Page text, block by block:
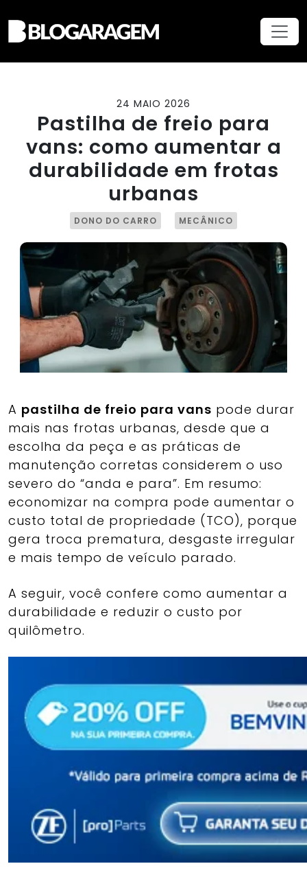
24 MAIO 2026
Pastilha de freio para
vans: como aumentar a
durabilidade em frotas
urbanas
DONO DO CARRO MECÂNICO
A pastilha de freio para vans pode durar
mais nas frotas urbanas, desde que a
escolha da peça e as práticas de
manutenção corretas considerem o uso
severo do “anda e para”. Em resumo:
economizar na compra pode aumentar o
custo total de propriedade (TCO), porque
gera troca prematura, desgaste irregular
e mais tempo de veículo parado.
A seguir, você confere como aumentar a
durabilidade e reduzir o custo por
quilômetro.